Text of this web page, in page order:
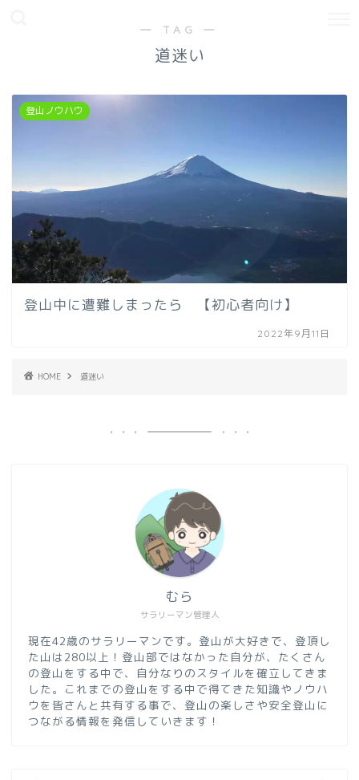
― TAG ―
道迷い
登山ノウハウ
登山中に遭難しまったら 【初心者向け】
2022年9月11日
HOME 道迷い
サラリーマン管理人
むら
現在42歳のサラリーマンです。登山が大好きで、登頂し
た山は280以上！登山部ではなかった自分が、たくさん
の登山をする中で、自分なりのスタイルを確立してきま
した。これまでの登山をする中で得てきた知識やノウハ
ウを皆さんと共有する事で、登山の楽しさや安全登山に
つながる情報を発信していきます！